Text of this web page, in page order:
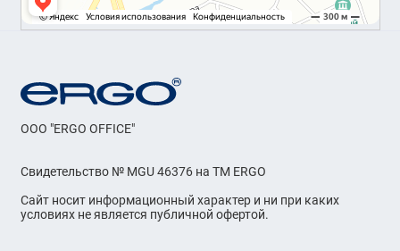
OOO "ERGO OFFICE"
Свидетельство № MGU 46376 на ТМ ERGO
Сайт носит информационный характер и ни при каких
условиях не является публичной офертой.